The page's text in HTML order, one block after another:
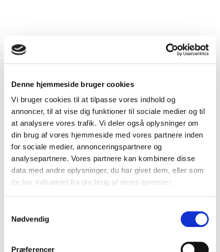
Denne hjemmeside bruger cookies
Vi bruger cookies til at tilpasse vores indhold og
annoncer, til at vise dig funktioner til sociale medier og til
at analysere vores trafik. Vi deler også oplysninger om
din brug af vores hjemmeside med vores partnere inden
for sociale medier, annonceringspartnere og
analysepartnere. Vores partnere kan kombinere disse
data med andre oplysninger, du har givet dem, eller som
de har indsamlet fra din brug af deres tjenester.
Nødvendig
Præferencer
Indblæsningsventil type DKI – Ø100 mm